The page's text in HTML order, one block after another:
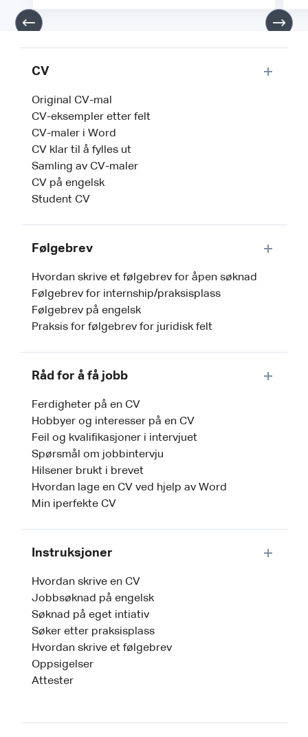
CV
Original CV-mal
CV-eksempler etter felt
CV-maler i Word
CV klar til å fylles ut
Samling av CV-maler
CV på engelsk
Student CV
Følgebrev
Hvordan skrive et følgebrev for åpen søknad
Følgebrev for internship/praksisplass
Følgebrev på engelsk
Praksis for følgebrev for juridisk felt
Råd for å få jobb
Ferdigheter på en CV
Hobbyer og interesser på en CV
Feil og kvalifikasjoner i intervjuet
Spørsmål om jobbintervju
Hilsener brukt i brevet
Hvordan lage en CV ved hjelp av Word
Min iperfekte CV
Instruksjoner
Hvordan skrive en CV
Jobbsøknad på engelsk
Søknad på eget intiativ
Søker etter praksisplass
Hvordan skrive et følgebrev
Oppsigelser
Attester